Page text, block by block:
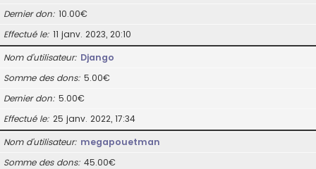
Dernier don 10.00€
Effectué le 11 janv. 2023, 20:10
Nom d’utilisateur Django
Somme des dons 5.00€
Dernier don 5.00€
Effectué le 25 janv. 2022, 17:34
Nom d’utilisateur megapouetman
Somme des dons 45.00€